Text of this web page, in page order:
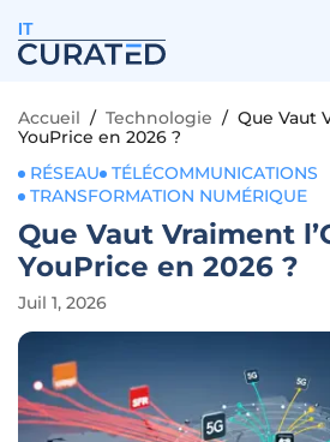
IT
Accueil / Technologie / Que Vaut
YouPrice en 2026 ?
RÉSEAU
TÉLÉCOMMUNICATIONS
TRANSFORMATION NUMÉRIQUE
Que Vaut Vraiment
YouPrice en 2026 ?
Juil 1, 2026